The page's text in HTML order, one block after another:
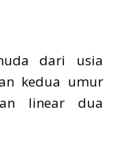
dari usia
kedua umur
linear dua